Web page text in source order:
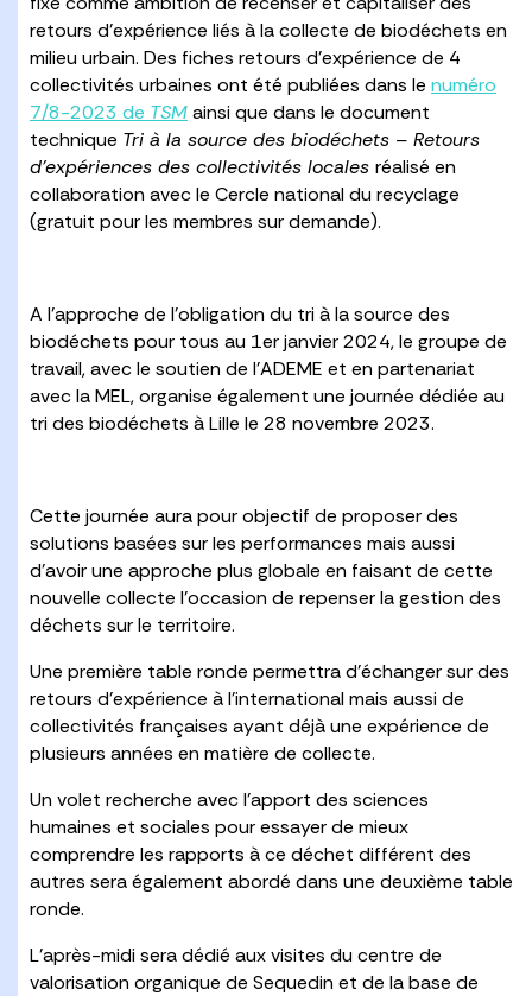
retours d’expérience liés à la collecte de biodéchets en
milieu urbain. Des fiches retours d’expérience de 4
collectivités urbaines ont été publiées dans le numéro
7/8-2023 de TSMainsi que dans le document
technique Tri à la source des biodéchets – Retours
d’expériences des collectivités locales réalisé en
collaboration avec le Cercle national du recyclage
(gratuit pour les membres sur demande).
A l’approche de l’obligation du tri à la source des
biodéchets pour tous au 1er janvier 2024, le groupe de
travail, avec le soutien de l’ADEME et en partenariat
avec la MEL, organise également une journée dédiée au
tri des biodéchets à Lille le 28 novembre 2023.
Cette journée aura pour objectif de proposer des
solutions basées sur les performances mais aussi
d’avoir une approche plus globale en faisant de cette
nouvelle collecte l’occasion de repenser la gestion des
déchets sur le territoire.
Une première table ronde permettra d’échanger sur des
retours d’expérience à l’international mais aussi de
collectivités françaises ayant déjà une expérience de
plusieurs années en matière de collecte.
Un volet recherche avec l’apport des sciences
humaines et sociales pour essayer de mieux
comprendre les rapports à ce déchet différent des
autres sera également abordé dans une deuxième table
ronde.
L’après-midi sera dédié aux visites du centre de
valorisation organique de Sequedin et de la base de